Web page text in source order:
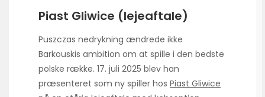
Piast Gliwice (lejeaftale)
Puszczas nedrykning ændrede ikke
Barkouskis ambition om at spille i den bedste
polske række. 17. juli 2025 blev han
præsenteret som ny spiller hos Piast Gliwice